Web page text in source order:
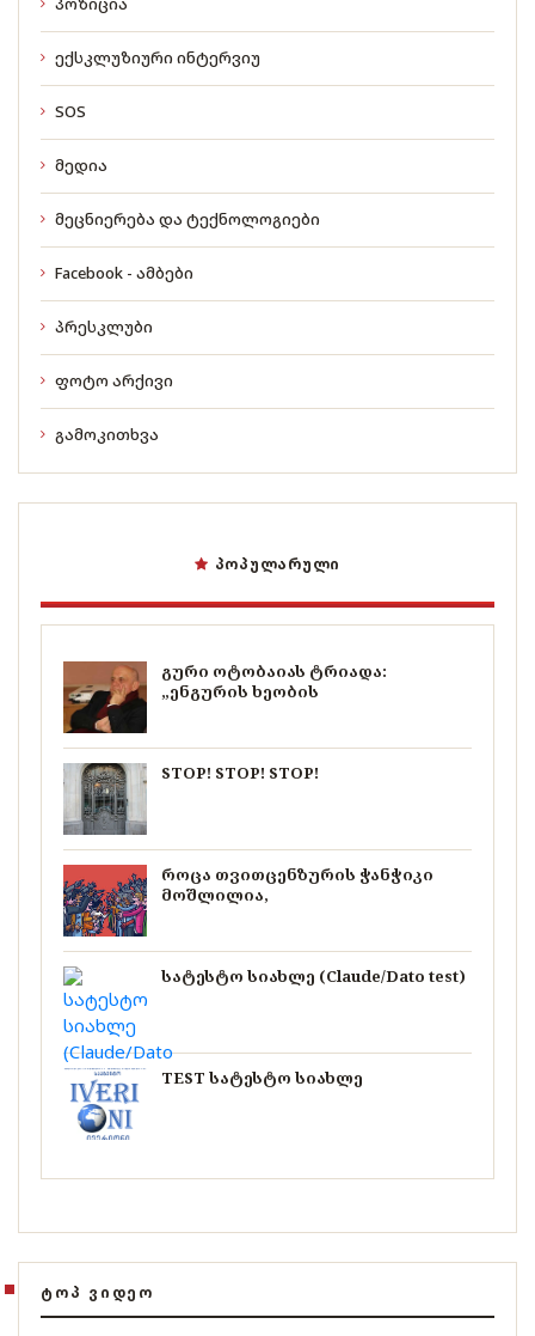
ექსკლუზიური ინტერვიუ
SOS
მედია
მეცნიერება და ტექნოლოგიები
Facebook - ამბები
პრესკლუბი
ფოტო არქივი
გამოკითხვა
ᲞᲝᲞᲣᲚᲐᲠᲣᲚᲘ
გური ოტობაიას ტრიადა:
„ენგურის ხეობის
STOP! STOP! STOP!
როცა თვითცენზურის ჭანჭიკი
მოშლილია,
სატესტო სიახლე (Claude/Dato test)
TEST სატესტო სიახლე
ᲢᲝᲞ ᲕᲘᲓᲔᲝ